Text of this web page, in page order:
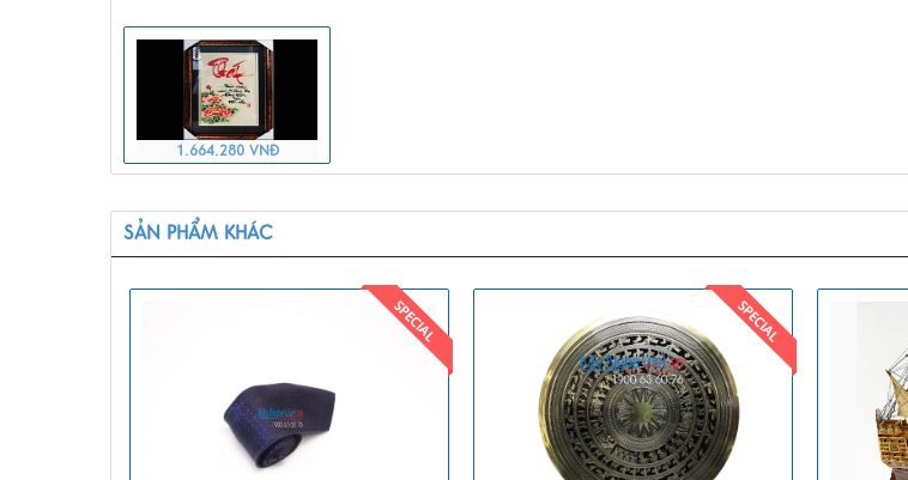
1.664.280 VNĐ
SẢN PHẨM KHÁC